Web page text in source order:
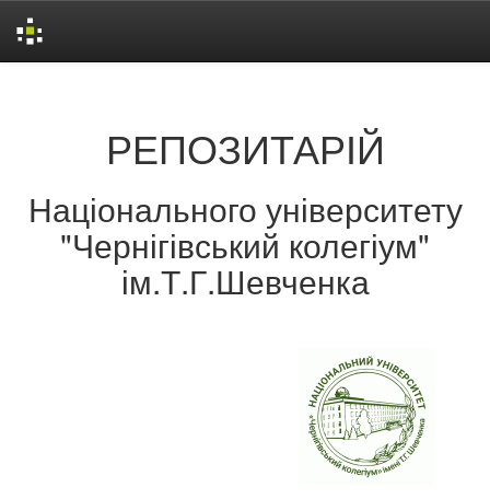
РЕПОЗИТАРІЙ
Національного університету
"Чернігівський колегіум"
ім.Т.Г.Шевченка